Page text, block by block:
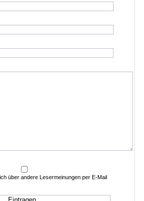
über andere Lesermeinungen per E-Mail